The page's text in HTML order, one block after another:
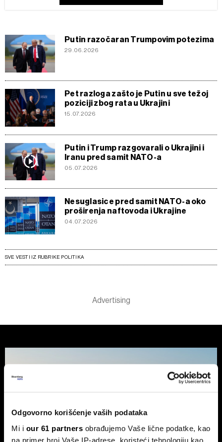
Odgovorno korišćenje vaših podataka
Mi i our 61 partners obrađujemo Vaše lične podatke, kao
na primer broj Vaše IP-adrese, koristeći tehnologiju kao
Putin razočaran Trumpovim potezima
29.06.2026
Pet razloga zašto je Putin u sve težoj
poziciji zbog rata u Ukrajini
15.07.2026
Putin i Trump razgovarali o Ukrajini i
Iranu pred samit NATO-a
05.07.2026
Nesuglasice pred samit NATO-a oko
proširenja naftovoda i Ukrajine
04.07.2026
SVE VESTI IZ RUBRIKE POLITIKA